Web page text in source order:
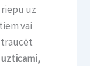
uz
vai
uzticami,